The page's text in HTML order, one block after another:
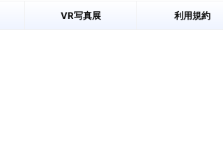
VR写真展 利用規約